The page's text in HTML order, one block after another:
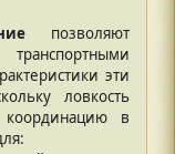
позволяют
эти
ловкость
в